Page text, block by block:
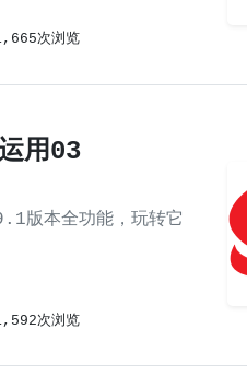
次浏览
用03
版本全功能，玩转它
次浏览